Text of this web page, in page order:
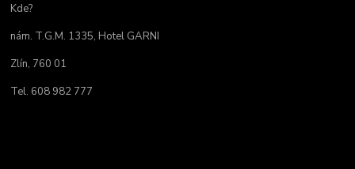
Kde?
nám. T.G.M. 1335, Hotel GARNI
Zlín, 760 01
Tel. 608 982 777